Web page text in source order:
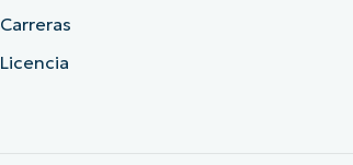
Carreras
Licencia